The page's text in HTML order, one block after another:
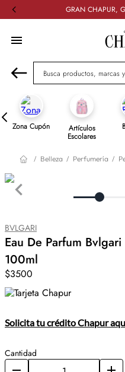
GRAN CHAPUR,
Busca productos,
Zona Cupón Artículos
Escolares
Belleza Perfumería
BVLGARI
Eau De Parfum
100ml
$3500
Solicita tu crédito Chapur
Cantidad